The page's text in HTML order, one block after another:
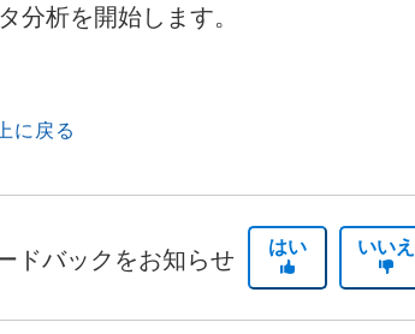
分析を開始します。
に戻る
ドバックをお知らせ
はい いいえ